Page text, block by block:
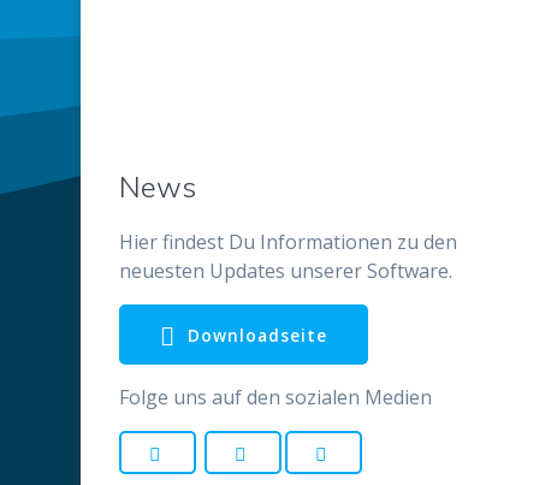
News
Hier findest Du Informationen zu den
neuesten Updates unserer Software.
Downloadseite
Folge uns auf den sozialen Medien